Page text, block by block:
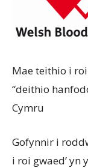
Mae teithio i
“deithio
Cymru
Gofynnir i
i roi gwaed’